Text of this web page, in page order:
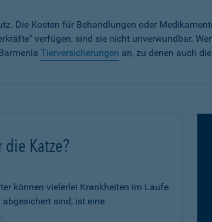
Die Kosten für Behandlungen oder
verfügen, sind sie nicht unverwundbar.
Tierversicherungen an, zu denen auch
Katze?
können vielerlei Krankheiten im Laufe
sind, ist eine